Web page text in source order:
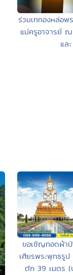
ร่วมเททองหล่อพ
แม่ครูอาจารย์
แล
ขอเชิญทอดผ้า
เศียรพระพุทธรู
ตัก 39 เมตร (